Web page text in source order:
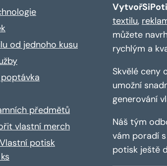
od jednoho kusu
poptávka
předmětů
vlastní merch
Vlastní potisk
textilu,
můžete
rychlým a
Skvělé ceny
umožní
generování
Náš tým
vám poradí
potisk ještě